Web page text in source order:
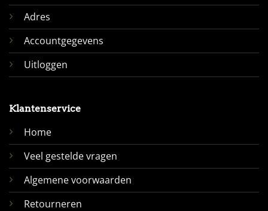
Adres
Accountgegevens
Uitloggen
Klantenservice
Home
Veel gestelde vragen
Algemene voorwaarden
Retourneren